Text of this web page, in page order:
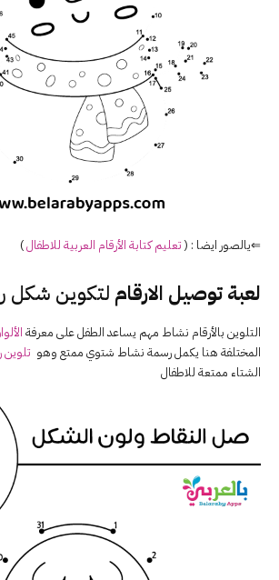
⇐يالصور ايضا : (تعليم كتابة الأرقام العربية للاطفال)
لعبة توصيل الارقام لتكوين شكل
التلوين بالأرقام نشاط مهم يساعد الطفل على معرفة
المختلفة هنا يكمل رسمة نشاط شتوي ممتع وهو تلوين
الشتاء ممتعة للاطفال